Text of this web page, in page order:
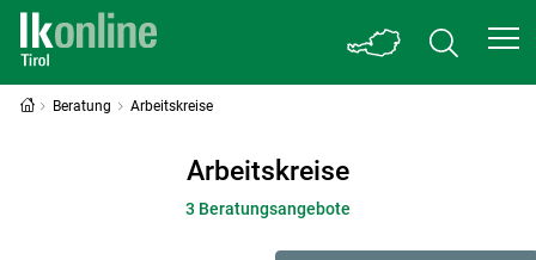
Beratung Arbeitskreise
Arbeitskreise
3 Beratungsangebote